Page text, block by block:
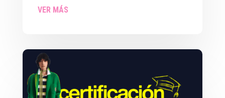
VER MÁS